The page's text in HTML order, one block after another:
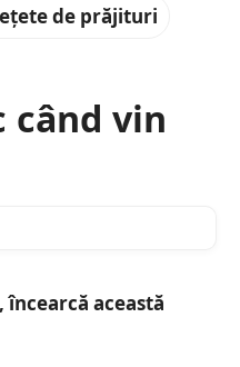
de prăjituri
când vin
această